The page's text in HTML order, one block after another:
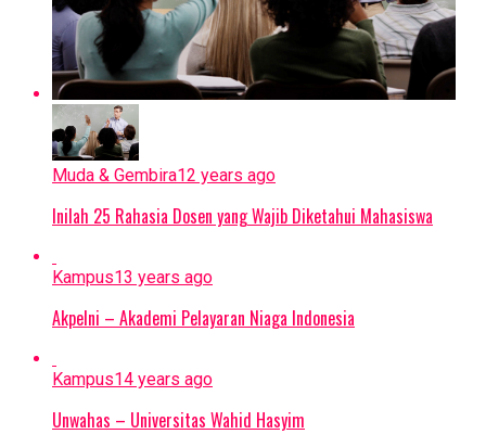
Muda & Gembira12 years ago
Inilah 25 Rahasia Dosen yang Wajib Diketahui Mahasiswa
Kampus13 years ago
Akpelni – Akademi Pelayaran Niaga Indonesia
Kampus14 years ago
Unwahas – Universitas Wahid Hasyim